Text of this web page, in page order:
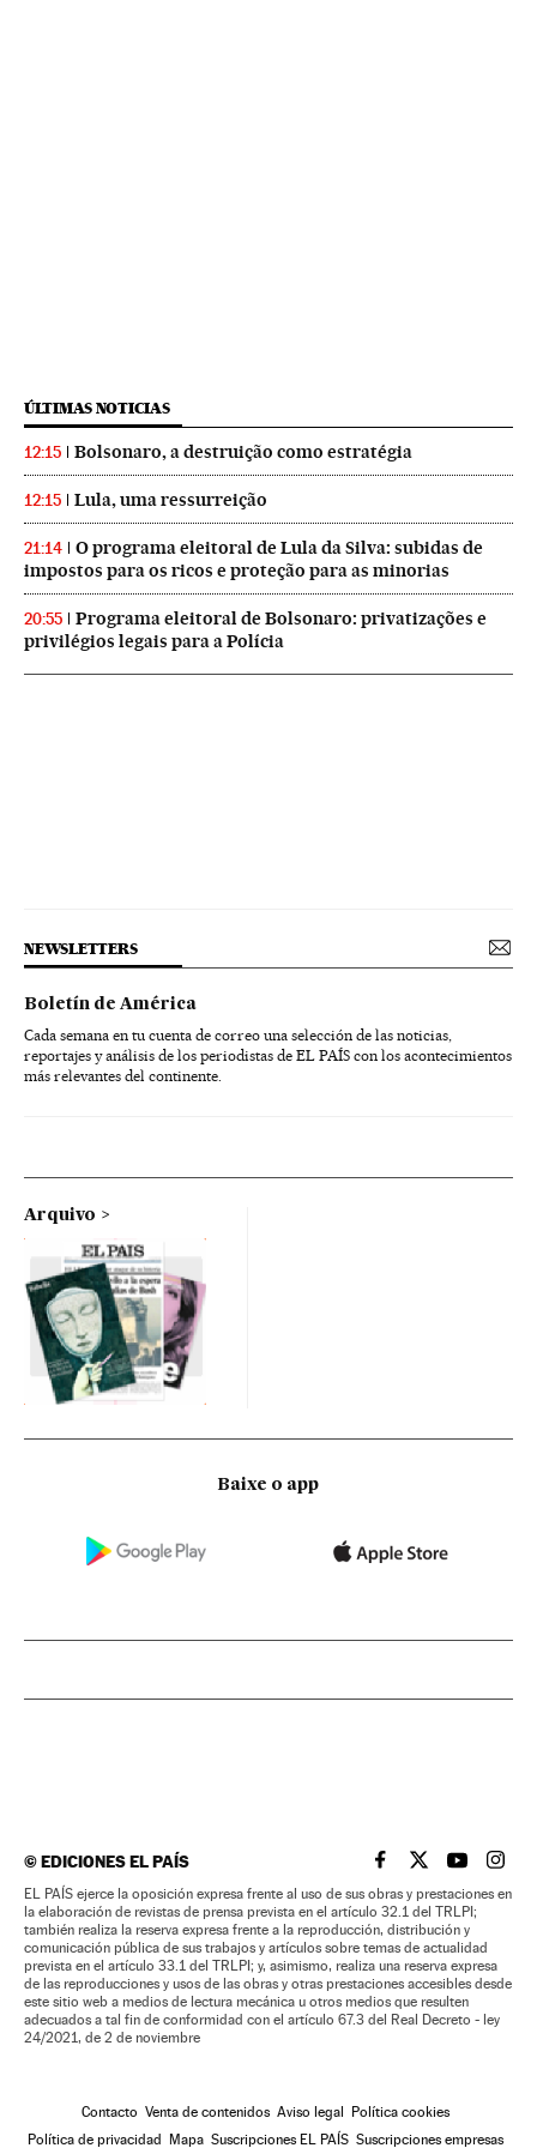
ÚLTIMAS NOTICIAS
12:15 Bolsonaro, a destruição como estratégia
12:15 Lula, uma ressurreição
21:14
O programa eleitoral de Lula da Silva: subidas de
impostos para os ricos e proteção para as minorias
20:55
Programa eleitoral de Bolsonaro: privatizações e
privilégios legais para a Polícia
NEWSLETTERS
Boletín de América
Cada semana en tu cuenta de correo una selección de las noticias,
reportajes y análisis de los periodistas de EL PAÍS con los acontecimientos
más relevantes del continente.
Arquivo
Baixe o app
©EDICIONES EL PAÍS EL PAÍS BRASIL EN
EL PAÍSEL PAÍS
EL
EL PAÍS ejerce la oposición expresa frente al uso de sus obras y prestaciones en
la elaboración de revistas de prensa prevista en el artículo 32.1 del TRLPI;
también realiza la reserva expresa frente a la reproducción, distribución y
comunicación pública de sus trabajos y artículos sobre temas de actualidad
prevista en el artículo 33.1 del TRLPI; y, asimismo, realiza una reserva expresa
de las reproducciones y usos de las obras y otras prestaciones accesibles desde
este sitio web a medios de lectura mecánica u otros medios que resulten
adecuados a tal fin de conformidad con el artículo 67.3 del Real Decreto - ley
24/2021, de 2 de noviembre
Contacto Venta de contenidos Aviso legal Política cookies
Política de privacidad Mapa Suscripciones EL PAÍS Suscripciones empresas